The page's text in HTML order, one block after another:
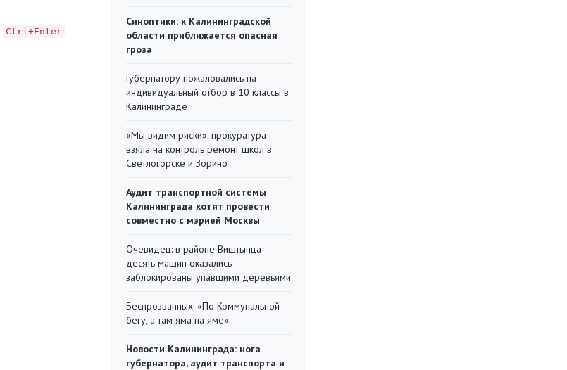
Ctrl+Enter
Синоптики: к Калининградской
области приближается опасная
гроза
Губернатору пожаловались на
индивидуальный отбор в 10 классы в
Калининграде
«Мы видим риски»: прокуратура
взяла на контроль ремонт школ в
Светлогорске и Зорино
Аудит транспортной системы
Калининграда хотят провести
совместно с мэрией Москвы
Очевидец: в районе Виштынца
десять машин оказались
заблокированы упавшими деревьями
Беспрозванных: «По Коммунальной
бегу, а там яма на яме»
Новости Калининграда: нога
губернатора, аудит транспорта и